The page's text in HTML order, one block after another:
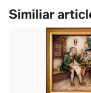
Similiar